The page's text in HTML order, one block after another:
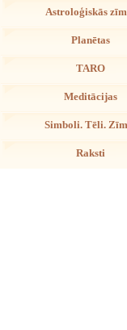
Astroloģiskās
Planētas
TARO
Meditācijas
Simboli. Tēli.
Raksti